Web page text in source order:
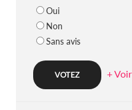
Oui
Non
Sans avis
+